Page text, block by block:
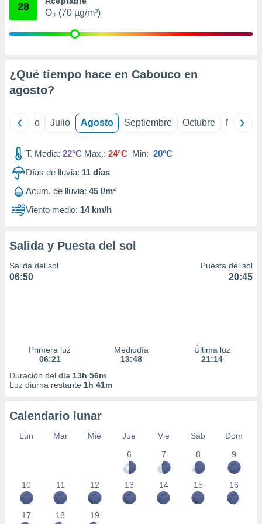
publicidad
1199
28
O₃ (70 µg/m³)
¿Qué tiempo hace en Cabouco en
agosto?
Junio Julio Agosto Septiembre Octubre
T. Media: 22°C Max.: 24°C Min: 20°C
Días de lluvia: 11 días
Acum. de lluvia: 45 l/m²
Viento medio: 14 km/h
Salida y Puesta del sol
Salida del sol
06:50
Puesta del sol
20:45
Primera luz
06:21
Mediodía
13:48
Última luz
21:14
Duración del día 13h 56m
Luz diurna restante 1h 41m
Calendario lunar
Lun Mar Mié Jue Vie Sáb
Dom
6
7 8 9
10 11 12 13 14 15 16
17 18 19